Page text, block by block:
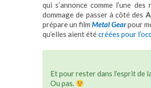
qui s’annonce comme l’une
dommage de passer à côté des
prépare un filmMetal Gearpour
qu’elles aient étécréées pour
Et pour rester dans l’esprit
Ou pas.